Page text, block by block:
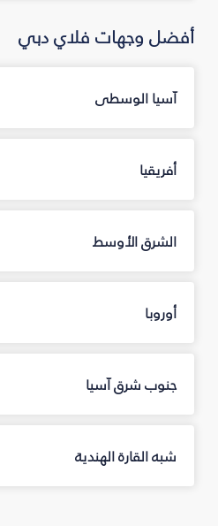
أفضل وجهات فلاي دبي
آسيا الوسطى
أفريقيا
الشرق الأوسط
أوروبا
جنوب شرق آسيا
شبه القارة الهندية